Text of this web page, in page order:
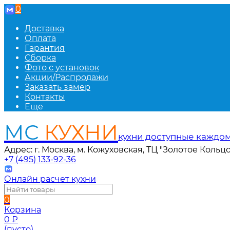
0
Доставка
Оплата
Гарантия
Сборка
Фото с установок
Акции/Распродажи
Заказать замер
Контакты
Еще
МС КУХНИ кухни доступные
Адрес: г. Москва, м. Кожуховская, ТЦ "Золотое
+7 (495) 133-92-36
Онлайн расчет кухни
0
Корзина
0 ₽